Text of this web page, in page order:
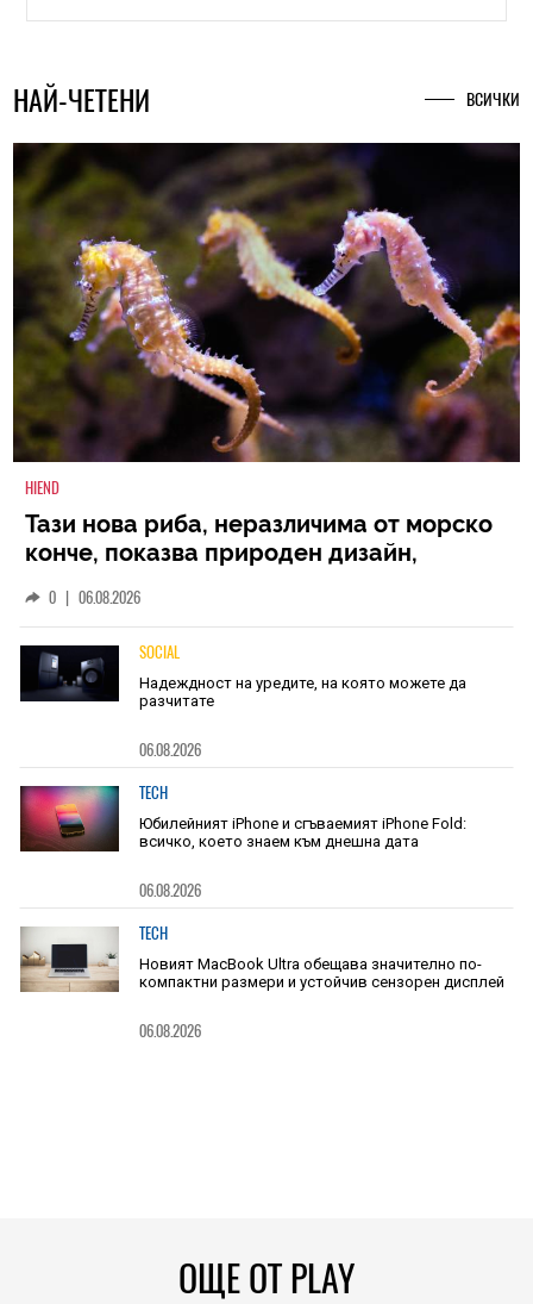
НАЙ-ЧЕТЕНИ ВСИЧКИ
HIEND
Тази нова риба, неразличима от морско
конче, показва природен дизайн,
0 | 06.08.2026
SOCIAL
Надеждност на уредите, на която можете да
разчитате
06.08.2026
TECH
Юбилейният iPhone и сгъваемият iPhone Fold:
всичко, което знаем към днешна дата
06.08.2026
TECH
Новият MacBook Ultra обещава значително по-
компактни размери и устойчив сензорен дисплей
06.08.2026
ОЩЕ ОТ PLAY